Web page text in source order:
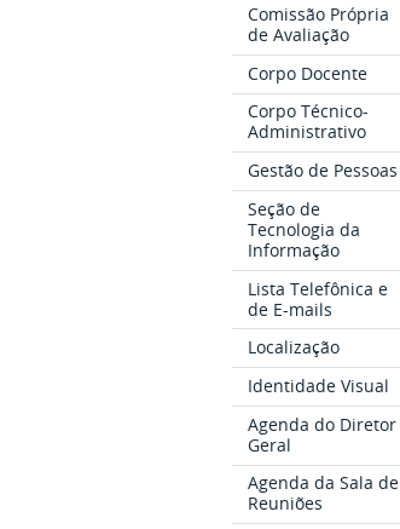
Comissão Própria
de Avaliação
Corpo Docente
Corpo Técnico-
Administrativo
Gestão de Pessoas
Seção de
Tecnologia da
Informação
Lista Telefônica e
de E-mails
Localização
Identidade Visual
Agenda do Diretor
Geral
Agenda da Sala de
Reuniões